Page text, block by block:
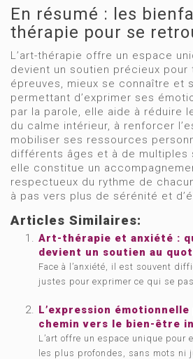
En résumé : les
thérapie pour se
L’art-thérapie offre un espace
devient un soutien précieux pour
épreuves, mieux se connaître et
permettant d’exprimer ses
par la parole, elle aide à réduire
du calme intérieur, à renforcer
mobiliser ses ressources
différents âges et à de multiples
elle constitue un
respectueux du rythme de
à pas vers plus de sérénité et
Articles Similaires:
Art-thérapie et anxiété :
devient un soutien au
Face à l’anxiété, il est souvent
justes pour exprimer ce qui se
L’expression émotionnelle
chemin vers le bien-être
L’art offre un espace unique pour
les plus profondes, sans mots ni